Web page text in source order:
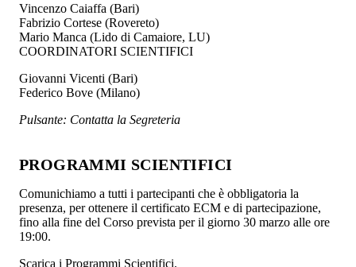
Vincenzo Caiaffa (Bari)
Fabrizio Cortese (Rovereto)
Mario Manca (Lido di Camaiore, LU)
COORDINATORI SCIENTIFICI
Giovanni Vicenti (Bari)
Federico Bove (Milano)
Pulsante: Contatta la Segreteria
PROGRAMMI SCIENTIFICI
Comunichiamo a tutti i partecipanti che è obbligatoria la
presenza, per ottenere il certificato ECM e di partecipazione,
fino alla fine del Corso prevista per il giorno 30 marzo alle ore
19:00.
Scarica i Programmi Scientifici.